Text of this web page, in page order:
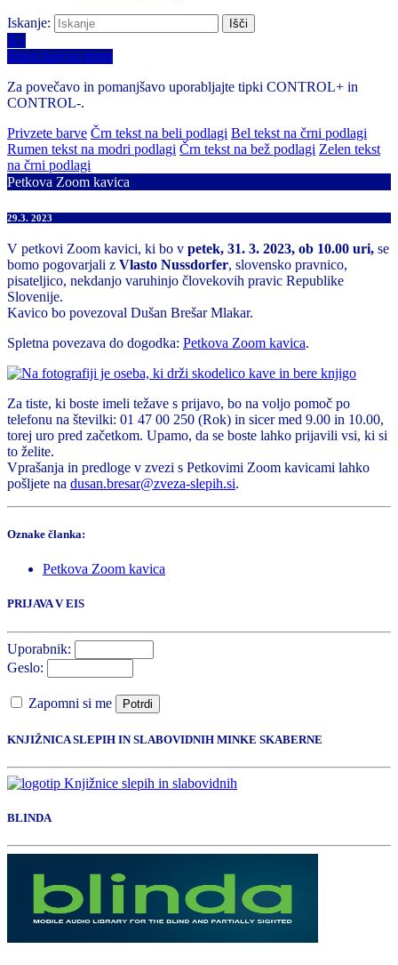
Iskanje:
A+
Izberi barvno temo
Za povečavo in pomanjšavo uporabljajte tipki CONTROL+ in
CONTROL-.
Privzete barve Črn tekst na beli podlagi Bel tekst na črni podlagi
Rumen tekst na modri podlagi Črn tekst na bež podlagi Zelen tekst
na črni podlagi
Petkova Zoom kavica
29.3. 2023
V petkovi Zoom kavici, ki bo v petek, 31. 3. 2023, ob 10.00 uri, se
bomo pogovarjali z Vlasto Nussdorfer, slovensko pravnico,
pisateljico, nekdanjo varuhinjo človekovih pravic Republike
Slovenije.
Kavico bo povezoval Dušan Brešar Mlakar.
Spletna povezava do dogodka: Petkova Zoom kavica.
Za tiste, ki boste imeli težave s prijavo, bo na voljo pomoč po
telefonu na številki: 01 47 00 250 (Rok) in sicer med 9.00 in 10.00,
torej uro pred začetkom. Upamo, da se boste lahko prijavili vsi, ki si
to želite.
Vprašanja in predloge v zvezi s Petkovimi Zoom kavicami lahko
pošljete na dusan.bresar@zveza-slepih.si.
Oznake članka:
Petkova Zoom kavica
PRIJAVA V EIS
Uporabnik:
Geslo:
Zapomni si me Potrdi
KNJIŽNICA SLEPIH IN SLABOVIDNIH MINKE SKABERNE
BLINDA